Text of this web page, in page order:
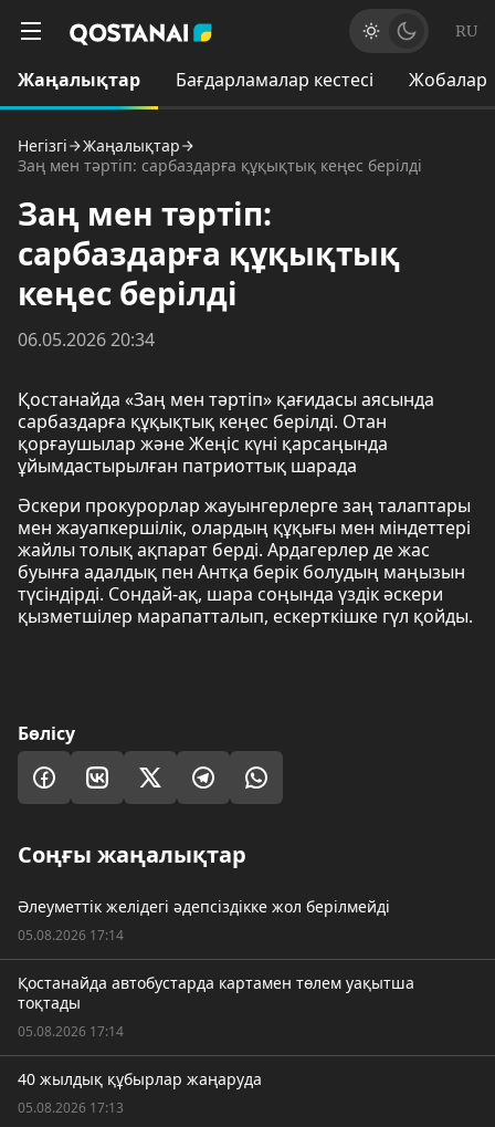
RU
Жаңалықтар Бағдарламалар кестесі Жобалар
Негізгі
Жаңалықтар
Заң мен тәртіп: сарбаздарға құқықтық кеңес берілді
Заң мен тәртіп:
сарбаздарға құқықтық
кеңес берілді
06.05.2026 20:34
Қостанайда «Заң мен тәртіп» қағидасы аясында
сарбаздарға құқықтық кеңес берілді. Отан
қорғаушылар және Жеңіс күні қарсаңында
ұйымдастырылған патриоттық шарада
Әскери прокурорлар жауынгерлерге заң талаптары
мен жауапкершілік, олардың құқығы мен міндеттері
жайлы толық ақпарат берді. Ардагерлер де жас
буынға адалдық пен Антқа берік болудың маңызын
түсіндірді. Сондай-ақ, шара соңында үздік әскери
қызметшілер марапатталып, ескерткішке гүл қойды.
Бөлісу
Соңғы жаңалықтар
Әлеуметтік желідегі әдепсіздікке жол берілмейді
05.08.2026 17:14
Қостанайда автобустарда картамен төлем уақытша
тоқтады
05.08.2026 17:14
40 жылдық құбырлар жаңаруда
05.08.2026 17:13